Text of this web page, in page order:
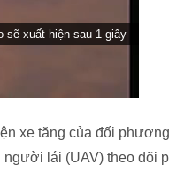
xe tăng của đối
người lái (UAV) theo dõi